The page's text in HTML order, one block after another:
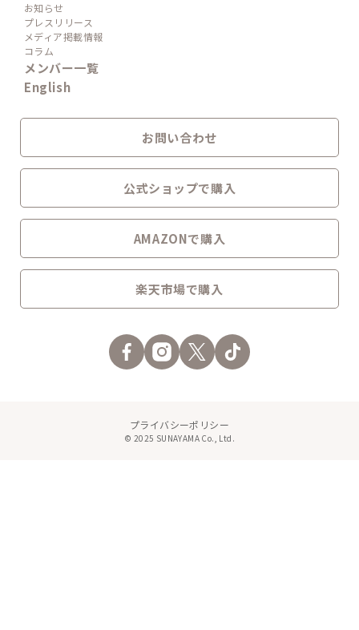
お知らせ
プレスリリース
メディア掲載情報
コラム
メンバー一覧
English
お問い合わせ
公式ショップで購入
AMAZONで購入
楽天市場で購入
© 2025 SUNAYAMA Co., Ltd.
プライバシーポリシー